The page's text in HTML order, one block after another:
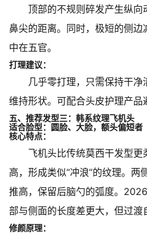
顶部的不规则碎发产生纵向
鼻尖的距离。同时，极短的侧
中在五官。
打理建议：
几乎零打理，只需保持干
维持形状。可配合头皮护理产品
五、推荐发型三：韩系纹理飞机头
适合脸型：圆脸、大脸，额头偏短者
核心特点：
飞机头比传统莫西干发型
高，形成类似“冲浪”的纹理。两
推高，保留后脑勺的弧度。
部与侧面的长度差更大，但过渡
修颜原理：